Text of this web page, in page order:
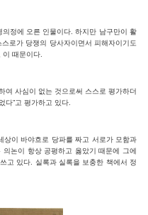
정에 오른 인물이다. 하지만 남구만이 활
로가 당쟁의 당사자이면서 피해자이기도
때문이다.
여 사심이 없는 것으로써 스스로 평가하더
다”고 평가하고 있다.
상이 바야흐로 당파를 짜고 서로가 모함과
논이 항상 공평하고 옳았기 때문에 그에
고 있다. 실록과 실록을 보충한 책에서 정